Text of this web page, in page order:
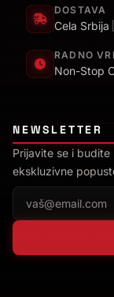
DOSTAVA
Cela
RADNO
Non-Stop
NEWSLETTER
Prijavite se i
ekskluzivne